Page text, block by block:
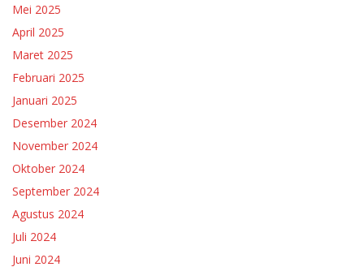
Mei 2025
April 2025
Maret 2025
Februari 2025
Januari 2025
Desember 2024
November 2024
Oktober 2024
September 2024
Agustus 2024
Juli 2024
Juni 2024